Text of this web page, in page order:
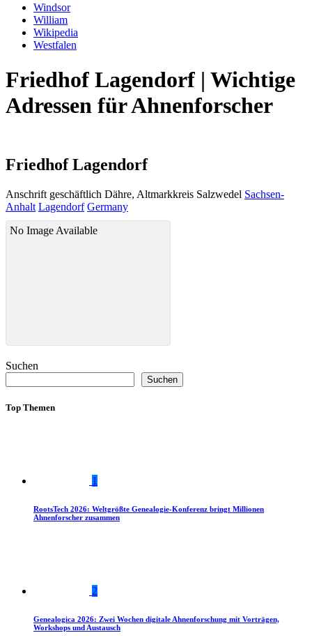
Windsor
William
Wikipedia
Westfalen
Friedhof Lagendorf | Wichtige
Adressen für Ahnenforscher
Friedhof Lagendorf
Anschrift geschäftlich Dähre, Altmarkkreis Salzwedel Sachsen-
Anhalt Lagendorf Germany
No Image Available
Suchen
Suchen
Top Themen
1
RootsTech 2026: Weltgrößte Genealogie-Konferenz bringt Millionen
Ahnenforscher zusammen
2
Genealogica 2026: Zwei Wochen digitale Ahnenforschung mit Vorträgen,
Workshops und Austausch